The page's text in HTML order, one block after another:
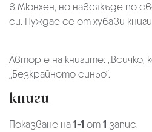
в Мюнхен, но навсякъде по
си. Нуждае се от хубави
Автор е на книгите: „Всичко,
„Безкрайното синьо“.
книги
Показване на1-1 от1 запис.